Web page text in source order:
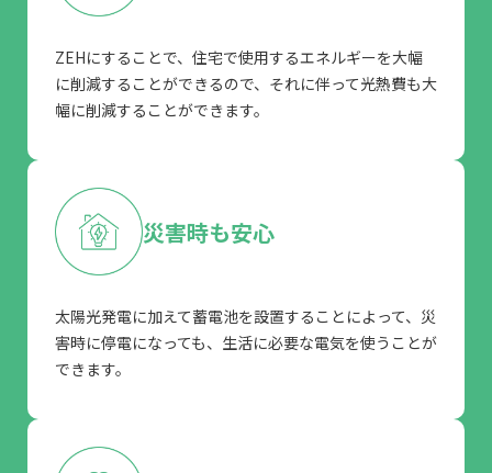
ZEHにすることで、住宅で使用するエネルギーを大幅
に削減することができるので、それに伴って光熱費も大
幅に削減することができます。
災害時も安心
太陽光発電に加えて蓄電池を設置することによって、災
害時に停電になっても、生活に必要な電気を使うことが
できます。